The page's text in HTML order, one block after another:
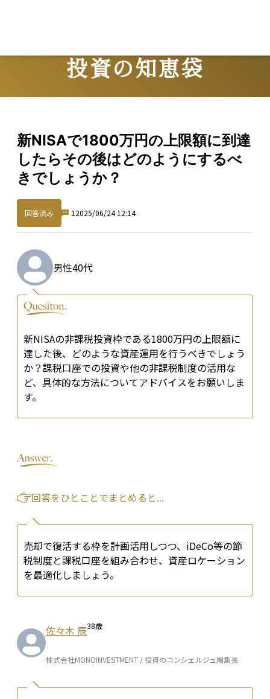
投資の知恵袋
新NISAで1800万円の上限額に到達
したらその後はどのようにするべ
きでしょうか？
回答済み 1 2025/06/24 12:14
男性40代
新NISAの非課税投資枠である1800万円の上限額に
達した後、どのような資産運用を行うべきでしょう
か？課税口座での投資や他の非課税制度の活用な
ど、具体的な方法についてアドバイスをお願いしま
す。
回答をひとことでまとめると...
売却で復活する枠を計画活用しつつ、iDeCo等の節
税制度と課税口座を組み合わせ、資産ロケーション
を最適化しましょう。
佐々木 辰38歳
株式会社MONOINVESTMENT / 投資のコンシェルジュ編集長